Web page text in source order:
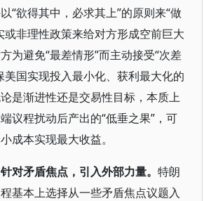
“欲得其中，必求其上”的原则来“做
或非理性政策来给对方形成空前巨大
为避免“最差情形”而主动接受“次差
美国实现投入最小化、获利最大化的
是渐进性还是交易性目标，本质上
议程扰动后产出的“低垂之果”，可
成本实现最大收益。
针对矛盾焦点，引入外部力量。 特朗
基本上选择从一些矛盾焦点议题入